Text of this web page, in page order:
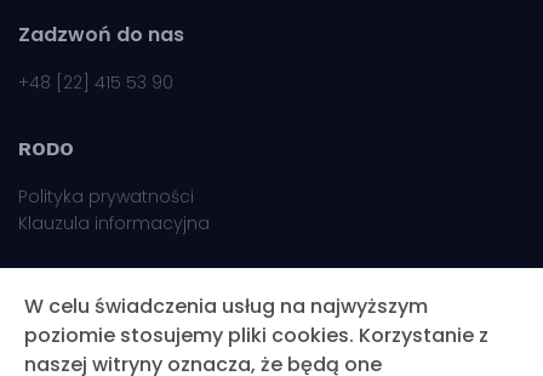
Zadzwoń do nas
+48 [22] 415 53 90
RODO
Polityka prywatności
Klauzula informacyjna
Potrzebujesz pomocy
Skontaktuj się z nami
W celu świadczenia usług na najwyższym
poziomie stosujemy pliki cookies. Korzystanie z
naszej witryny oznacza, że będą one